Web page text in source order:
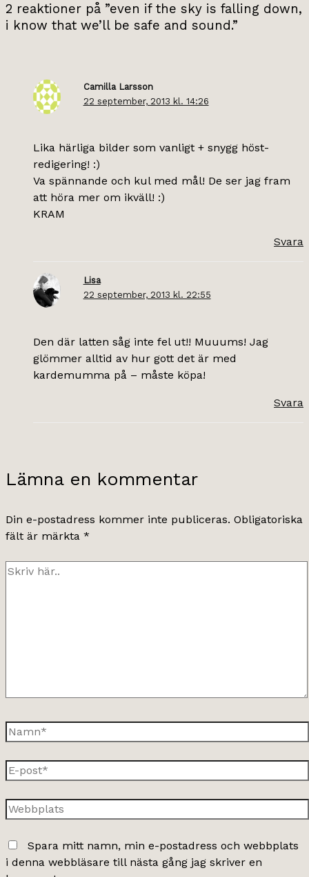
2 reaktioner på ”even if the sky is falling down,
i know that we’ll be safe and sound.”
Camilla Larsson
22 september, 2013 kl. 14:26
Lika härliga bilder som vanligt + snygg höst-
redigering! :)
Va spännande och kul med mål! De ser jag fram
att höra mer om ikväll! :)
KRAM
Svara
Lisa
22 september, 2013 kl. 22:55
Den där latten såg inte fel ut!! Muuums! Jag
glömmer alltid av hur gott det är med
kardemumma på – måste köpa!
Svara
Lämna en kommentar
Din e-postadress kommer inte publiceras. Obligatoriska
fält är märkta *
Skriv
Namn*
E-
post*
Webbplats
Spara mitt namn, min e-postadress och webbplats
i denna webbläsare till nästa gång jag skriver en